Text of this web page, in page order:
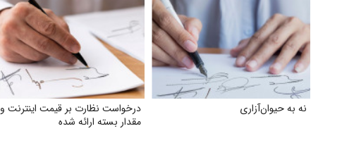
نه به حیوان‌آزاری
درخواست نظارت بر قیمت اینترنت و
مقدار بسته ارائه شده